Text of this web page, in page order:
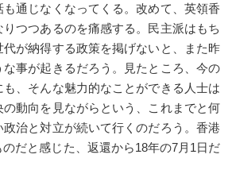
も通じなくなってくる。改めて、英領香
つつあるのを痛感する。民主派はもち
が納得する政策を掲げないと、また昨
事が起きるだろう。見たところ、今の
、そんな魅力的なことができる人士は
動向を見ながらという、これまでと何
政治と対立が続いて行くのだろう。香港
だと感じた、返還から18年の7月1日だ